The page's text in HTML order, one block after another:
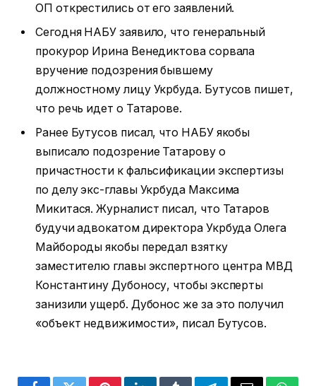
ОП открестились от его заявлений.
Сегодня НАБУ заявило, что генеральный
прокурор Ирина Венедиктова сорвала
вручение подозрения бывшему
должностному лицу Укрбуда. Бутусов пишет,
что речь идет о Татарове.
Ранее Бутусов писал, что НАБУ якобы
выписало подозрение Татарову о
причастности к фальсификации экспертизы
по делу экс-главы Укрбуда Максима
Микитася. Журналист писал, что Татаров
будучи адвокатом директора Укрбуда Олега
Майбороды якобы передал взятку
заместителю главы экспертного центра МВД
Константину Дубоносу, чтобы эксперты
занизили ущерб. Дубонос же за это получил
«объект недвижимости», писал Бутусов.